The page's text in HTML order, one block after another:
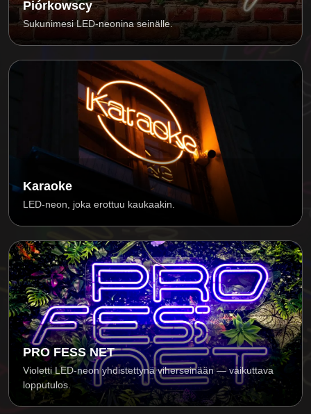
Piórkowscy
Sukunimesi LED-neonina seinälle.
Karaoke
LED-neon, joka erottuu kaukaakin.
PRO FESS NET
Violetti LED-neon yhdistettynä viherseinään — vaikuttava
lopputulos.